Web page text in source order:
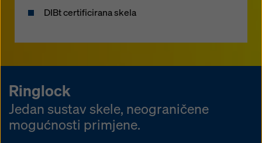
DIBt certificirana skela
Ringlock
Jedan sustav skele, neograničene
mogućnosti primjene.